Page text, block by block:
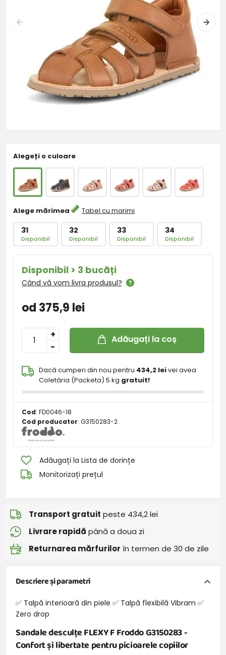
Alegeți o culoare
Alege mărimea Tabel cu marimi
31
Disponibil
32
Disponibil
33
Disponibil
34
Disponibil
Disponibil > 3 bucăți
Când vă vom livra produsul?
od 375,9 lei
-
+ Adăugați la coș
Dacă cumperi din nou pentru 434,2 leivei avea
Coletăria (Packeta) 5 kg gratuit!
Cod: FD0046-18
Cod producator: G3150283-2
Adăugați la Lista de dorințe
Monitorizați prețul
Transport gratuit peste 434,2 lei
Livrare rapidă până a doua zi
Returnarea mărfurilor în termen de 30 de zile
Descriere și parametri
✅ Talpă interioară din piele ✅ Talpă flexibilă Vibram ✅
Zero drop
Sandale desculțe FLEXY F Froddo G3150283 -
Confort și libertate pentru picioarele copiilor